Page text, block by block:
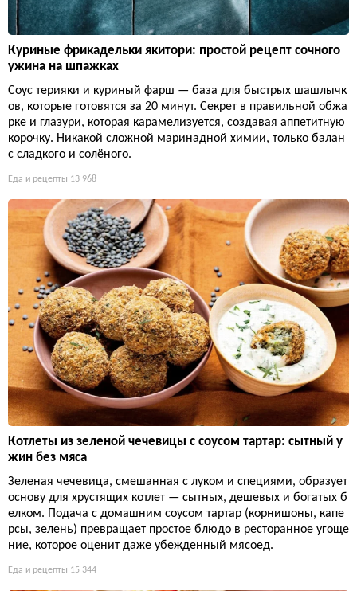
Куриные фрикадельки якитори: простой рецепт сочного
ужина на шпажках
Соус терияки и куриный фарш — база для быстрых шашлычк
ов, которые готовятся за 20 минут. Секрет в правильной обжа
рке и глазури, которая карамелизуется, создавая аппетитную
корочку. Никакой сложной маринадной химии, только балан
с сладкого и солёного.
Еда и рецепты 13 968
Котлеты из зеленой чечевицы с соусом тартар: сытный у
жин без мяса
Зеленая чечевица, смешанная с луком и специями, образует
основу для хрустящих котлет — сытных, дешевых и богатых б
елком. Подача с домашним соусом тартар (корнишоны, капе
рсы, зелень) превращает простое блюдо в ресторанное угоще
ние, которое оценит даже убежденный мясоед.
Еда и рецепты 15 344